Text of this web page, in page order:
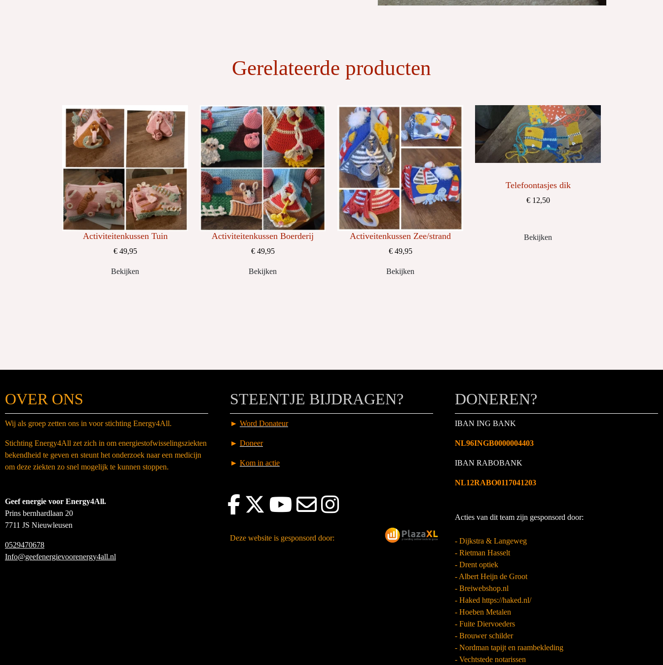
Gerelateerde producten
Activiteitenkussen Tuin
€ 49,95
Bekijken
Activiteitenkussen Boerderij
€ 49,95
Bekijken
Activeitenkussen Zee/strand
€ 49,95
Bekijken
Telefoontasjes dik
€ 12,50
Bekijken
OVER ONS
Wij als groep zetten ons in voor stichting Energy4All.
Stichting Energy4All zet zich in om energiestofwisselingsziekten
bekendheid te geven en steunt het onderzoek naar een medicijn
om deze ziekten zo snel mogelijk te kunnen stoppen.
Geef energie voor Energy4All.
Prins bernhardlaan 20
7711 JS Nieuwleusen
0529470678
Info@geefenergievoorenergy4all.nl
STEENTJE BIJDRAGEN?
► Word Donateur
► Doneer
► Kom in actie
Deze website is gesponsord door:
DONEREN?
IBAN ING BANK
NL96INGB0000004403
IBAN RABOBANK
NL12RABO0117041203
Acties van dit team zijn gesponsord door:
- Dijkstra & Langeweg
- Rietman Hasselt
- Drent optiek
- Albert Heijn de Groot
- Breiwebshop.nl
- Haked https://haked.nl/
- Hoeben Metalen
- Fuite Diervoeders
- Brouwer schilder
- Nordman tapijt en raambekleding
- Vechtstede notarissen